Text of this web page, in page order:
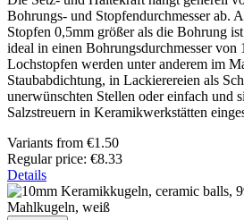
Bohrungs- und Stopfendurchmesser ab.
Stopfen 0,5mm größer als die Bohrung
ideal in einen Bohrungsdurchmesser von
Lochstopfen werden unter anderem im
Staubabdichtung, in Lackierereien als
unerwünschten Stellen oder einfach und
Salzstreuern in Keramikwerkstätten
Variants from €1.50
Regular price: €8.33
Details